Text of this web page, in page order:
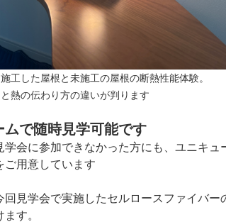
工した屋根と未施工の屋根の断熱性能体験。
熱の伝わり方の違いが判ります
で随時見学可能です
学会に参加できなかった方にも、ユニキ
ご用意しています
回見学会で実施したセルロースファイバ
す。